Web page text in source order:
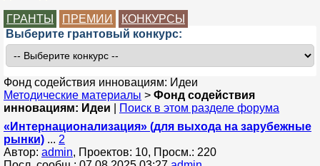
ГРАНТЫ ПРЕМИИ
КОНКУРСЫ
Выберите грантовый конкурс:
Фонд содействия инновациям: Идеи
Методические материалы > Фонд содействия
инновациям: Идеи
Поиск в этом разделе форума
«Интернационализация» (для выхода на зарубежные
рынки) ... 2
Автор: admin, Проектов: 10, Просм.: 220